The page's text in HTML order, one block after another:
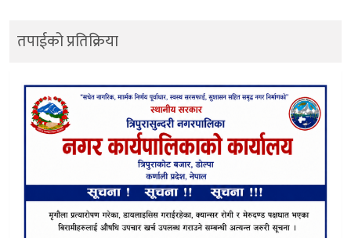
तपाईको प्रतिक्रिया